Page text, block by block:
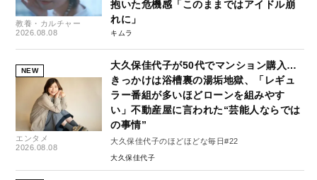
教養・カルチャー
2026.08.08
抱いた危機感「このままではアイドル崩
れに」
キムラ
NEW
エンタメ
2026.08.08
大久保佳代子が50代でマンション購入…
きっかけは浴槽裏の湯垢地獄、「レギュ
ラー番組が多いほどローンを組みやす
い」不動産屋に言われた“芸能人ならでは
の事情”
大久保佳代子のほどほどな毎日#22
大久保佳代子